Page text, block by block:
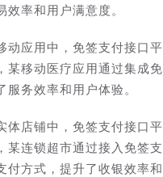
效率和用户满意度。
动应用中，免签支付接口
某移动医疗应用通过集成
服务效率和用户体验。
体店铺中，免签支付接口
某连锁超市通过接入免签
付方式，提升了收银效率和